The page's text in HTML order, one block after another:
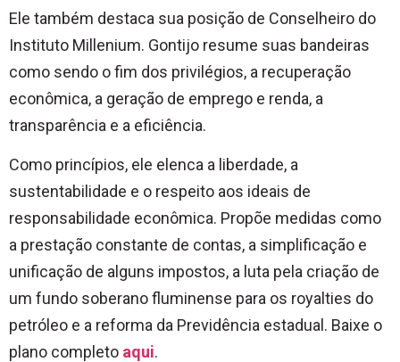
Ele também destaca sua posição de Conselheiro do
Instituto Millenium. Gontijo resume suas bandeiras
como sendo o fim dos privilégios, a recuperação
econômica, a geração de emprego e renda, a
transparência e a eficiência.
Como princípios, ele elenca a liberdade, a
sustentabilidade e o respeito aos ideais de
responsabilidade econômica. Propõe medidas como
a prestação constante de contas, a simplificação e
unificação de alguns impostos, a luta pela criação de
um fundo soberano fluminense para os royalties do
petróleo e a reforma da Previdência estadual. Baixe o
plano completo aqui.